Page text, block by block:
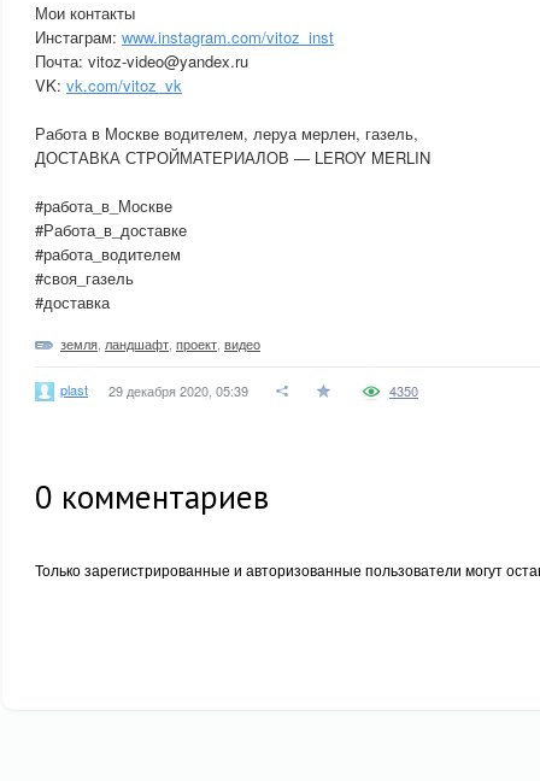
Мои контакты
Инстаграм: www.instagram.com/vitoz_inst
Почта: vitoz-video@yandex.ru
VK: vk.com/vitoz_vk
Работа в Москве водителем, леруа мерлен, газель,
ДОСТАВКА СТРОЙМАТЕРИАЛОВ — LEROY MERLIN
#работа_в_Москве
#Работа_в_доставке
#работа_водителем
#своя_газель
#доставка
земля ландшафт проект видео
plast 29 декабря 2020, 05:39 4350
0 комментариев
Только зарегистрированные и авторизованные пользователи могут